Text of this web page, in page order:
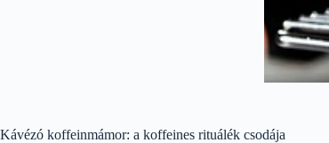
Kávézó koffeinmámor: a koffeines rituálék csodája